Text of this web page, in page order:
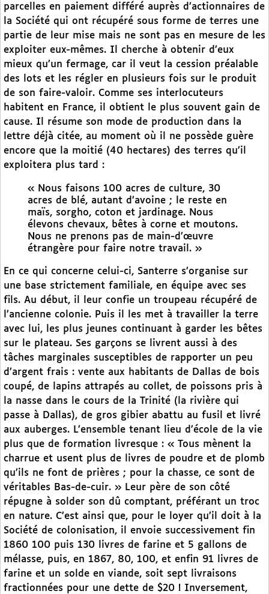
parcelles en paiement différé auprès d’actionnaires de
la Société qui ont récupéré sous forme de terres une
partie de leur mise mais ne sont pas en mesure de les
exploiter eux-mêmes. Il cherche à obtenir d’eux
mieux qu’un fermage, car il veut la cession préalable
des lots et les régler en plusieurs fois sur le produit
de son faire-valoir. Comme ses interlocuteurs
habitent en France, il obtient le plus souvent gain de
cause. Il résume son mode de production dans la
lettre déjà citée, au moment où il ne possède guère
encore que la moitié (40 hectares) des terres qu’il
exploitera plus tard :
« Nous faisons 100 acres de culture, 30
acres de blé, autant d’avoine ; le reste en
maïs, sorgho, coton et jardinage. Nous
élevons chevaux, bêtes à corne et moutons.
Nous ne prenons pas de main-d’œuvre
étrangère pour faire notre travail. »
En ce qui concerne celui-ci, Santerre s’organise sur
une base strictement familiale, en équipe avec ses
fils. Au début, il leur confie un troupeau récupéré de
l’ancienne colonie. Puis il les met à travailler la terre
avec lui, les plus jeunes continuant à garder les bêtes
sur le plateau. Ses garçons se livrent aussi à des
tâches marginales susceptibles de rapporter un peu
d’argent frais : vente aux habitants de Dallas de bois
coupé, de lapins attrapés au collet, de poissons pris à
la nasse dans le cours de la Trinité (la rivière qui
passe à Dallas), de gros gibier abattu au fusil et livré
aux auberges. L’ensemble tenant lieu d’école de la vie
plus que de formation livresque : « Tous mènent la
charrue et usent plus de livres de poudre et de plomb
qu’ils ne font de prières ; pour la chasse, ce sont de
véritables Bas-de-cuir. » Leur père de son côté
répugne à solder son dû comptant, préférant un troc
en nature. C’est ainsi que, pour le loyer qu’il doit à la
Société de colonisation, il envoie successivement fin
1860 100 puis 130 livres de farine et 5 gallons de
mélasse, puis, en 1867, 80, 100, et enfin 91 livres de
farine et un solde en viande, soit sept livraisons
fractionnées pour une dette de $20 ! Inversement,